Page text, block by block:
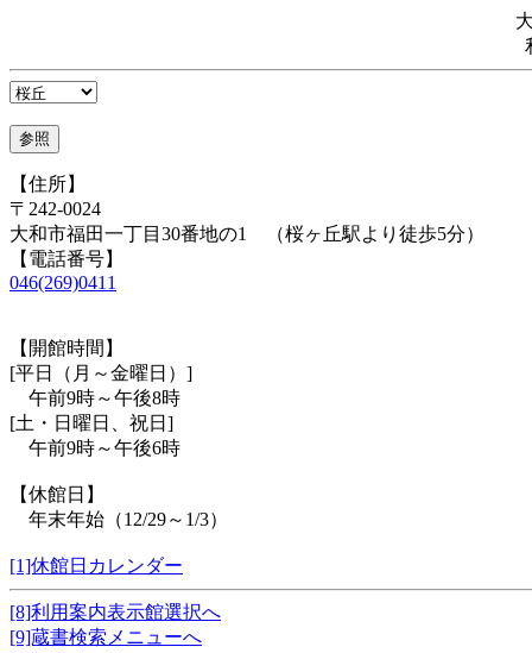
【住所】
〒242-0024
大和市福田一丁目30番地の1 （桜ヶ丘駅より徒歩5分）
【電話番号】
046(269)0411
【開館時間】
[平日（月～金曜日）]
午前9時～午後8時
[土・日曜日、祝日]
午前9時～午後6時
【休館日】
年末年始（12/29～1/3）
[1]休館日カレンダー
[8]利用案内表示館選択へ
[9]蔵書検索メニューへ